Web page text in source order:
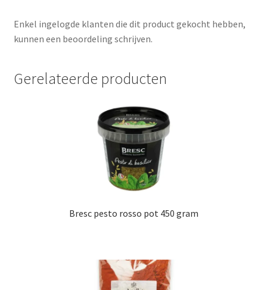
Enkel ingelogde klanten die dit product gekocht hebben,
kunnen een beoordeling schrijven.
Gerelateerde producten
Bresc pesto rosso pot 450 gram